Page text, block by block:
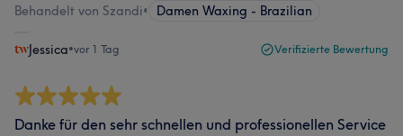
Behandelt von Szandi• Damen Waxing - Brazilian
Jessica•vor 1 Tag Verifizierte Bewertung
Danke für den sehr schnellen und professionellen Service